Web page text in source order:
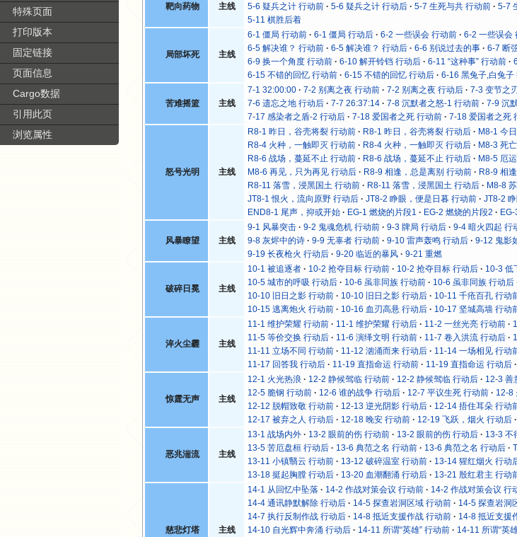
靶向药物 主线
5-6 疑兵之计 行动前
5-6 疑兵之计 行动后 5-7 生死与共 行动前 5-7
5-11 棋胜后着
局部坏死 主线
6-1 僵局 行动前 6-1 僵局 行动后 6-2 一些误会 行动前 6-2 一些误会
6-5 解决谁？ 行动前
6-5 解决谁？ 行动后 6-6 别说过去的事 6-7 断
6-9 换一个角度 行动前
6-10 解开铃铛 行动后 6-11 “这种事” 行动前
6-15 不错的回忆 行动前
6-15 不错的回忆 行动后 6-16 黑兔子,白兔子
苦难摇篮 主线
7-1 32:00:00 7-2 别离之夜 行动前 7-2 别离之夜 行动后 7-3 变节之
7-6 遗忘之地 行动后
7-7 26:37:14 7-8 沉默者之怒-1 行动前 7-9 沉
7-17 感染者之盾-2 行动后
7-18 爱国者之死 行动前 7-18 爱国者之死
怒号光明 主线
R8-1 昨日，谷壳将裂 行动前 R8-1 昨日，谷壳将裂 行动后 M8-1 今
R8-4 火种，一触即灭 行动前
R8-4 火种，一触即灭 行动后 M8-3 死
R8-6 战场，蔓延不止 行动前
R8-6 战场，蔓延不止 行动后 M8-5 厄
M8-6 再见，只为再见 行动后
R8-9 相逢，总是离别 行动前 R8-9 相
R8-11 落雪，浸黑国土 行动前
R8-11 落雪，浸黑国土 行动后 M8-8
JT8-1 恨火，流向原野 行动后
JT8-2 睁眼，便是日暮 行动前 JT8-2
END8-1 尾声，抑或开始
EG-1 燃烧的片段1 EG-2 燃烧的片段2
风暴瞭望 主线
9-1 风暴突击 9-2 鬼魂危机 行动前 9-3 牌局 行动后 9-4 暗火四起 行
9-8 灰烬中的诗
9-9 无辜者 行动前 9-10 雷声轰鸣 行动后 9-12 鬼影
9-19 长夜枪火 行动后
9-20 临近的暴风 9-21 重燃
破碎日冕 主线
10-1 被追逐者 10-2 抢夺目标 行动前 10-2 抢夺目标 行动后 10-3 低
10-5 城市的呼吸 行动后
10-6 虽非同族 行动前 10-6 虽非同族 行动后
10-10 旧日之影 行动前
10-10 旧日之影 行动后 10-11 千疮百孔 行动
10-15 逃离炮火 行动前
10-16 血刃高悬 行动后 10-17 坚城高墙 行动
淬火尘霾 主线
11-1 维护荣耀 行动前 11-1 维护荣耀 行动后 11-2 一丝光亮 行动前
11-5 等价交换 行动后
11-6 演绎文明 行动前 11-7 卷入洪流 行动后
11-11 立场不同 行动前
11-12 汹涌而来 行动后 11-14 一场相见 行动
11-17 回答我 行动后
11-19 直指命运 行动前 11-19 直指命运 行动后
惊霆无声 主线
12-1 火光热浪 12-2 静候驾临 行动前 12-2 静候驾临 行动后 12-3 善
12-5 脆钢 行动前
12-6 谁的战争 行动后 12-7 平议生死 行动前 12-8
12-12 脱帽致敬 行动前
12-13 逆光阴影 行动后 12-14 捂住耳朵 行动
12-17 被弃之人 行动后
12-18 晚安 行动前 12-19 飞跃，烟火 行动后
恶兆湍流 主线
13-1 战场内外 13-2 眼前的伤 行动前 13-2 眼前的伤 行动后 13-3 不
13-5 苦厄盘桓 行动后
13-6 典范之名 行动前 13-6 典范之名 行动后
13-11 小镇翳云 行动前
13-12 破碎温室 行动前 13-14 猩红烟火 行动
13-18 挺起胸膛 行动后
13-20 血潮翻涌 行动后 13-21 殷红君主 行动
慈悲灯塔 主线
14-1 从回忆中坠落 14-2 作战对策会议 行动前 14-2 作战对策会议 行
14-4 通讯静默解除 行动后
14-5 探查岩洞区域 行动前 14-5 探查岩洞
14-7 执行反制作战 行动后
14-8 抵近支援作战 行动前 14-8 抵近支援
14-10 自光辉中奔涌 行动后
14-11 所谓“英雄” 行动前 14-11 所谓“英
特殊页面
打印版本
固定链接
页面信息
Cargo数据
引用此页
浏览属性